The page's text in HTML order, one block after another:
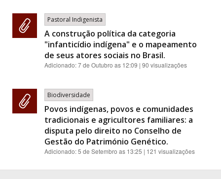
Pastoral Indigenista
A construção política da categoria
"infanticídio indígena" e o mapeamento
de seus atores sociais no Brasil.
Adicionado:7 de Outubro as 12:09 | 90 visualizações
Biodiversidade
Povos indígenas, povos e comunidades
tradicionais e agricultores familiares: a
disputa pelo direito no Conselho de
Gestão do Património Genético.
Adicionado:5 de Setembro as 13:25 | 121 visualizações